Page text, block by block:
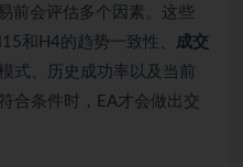
前会评估多个因素。这些
和H4的趋势一致性、
成交
式、历史成功率以及当前
合条件时，EA才会做出交